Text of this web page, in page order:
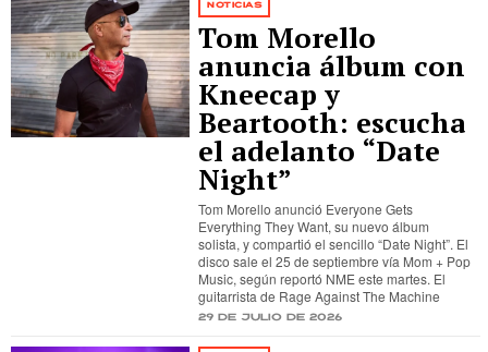
NOTICIAS
Tom Morello
anuncia álbum con
Kneecap y
Beartooth: escucha
el adelanto “Date
Night”
Tom Morello anunció Everyone Gets
Everything They Want, su nuevo álbum
solista, y compartió el sencillo “Date Night”. El
disco sale el 25 de septiembre vía Mom + Pop
Music, según reportó NME este martes. El
guitarrista de Rage Against The Machine
29 de julio de 2026